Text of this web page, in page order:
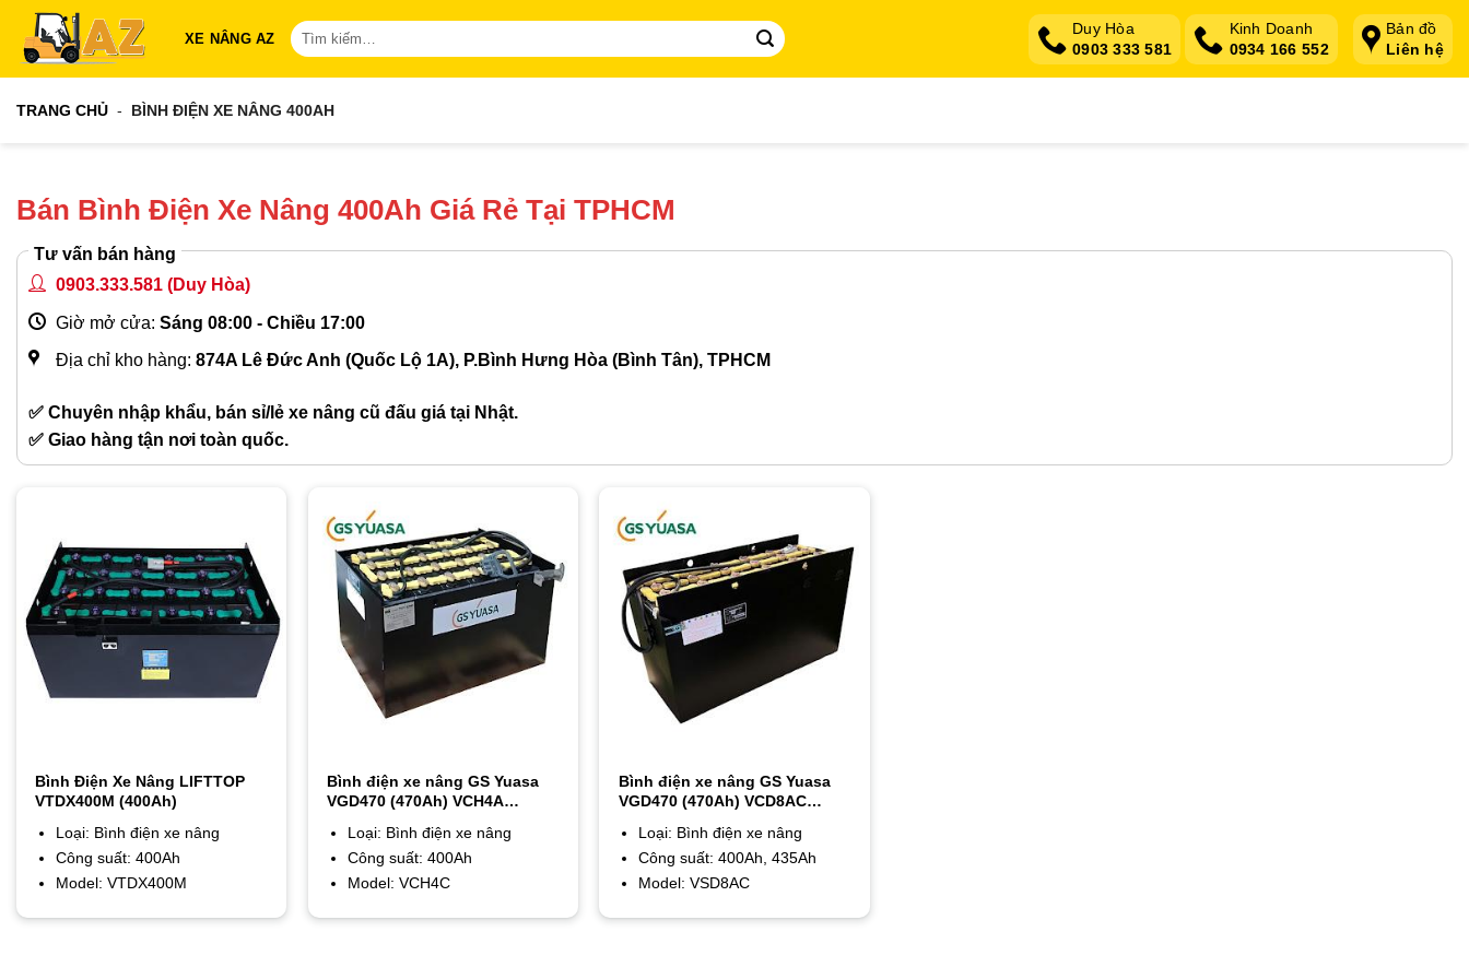
qua
nội
XE NÂNG AZ
Tìm
kiếm:
Duy Hòa
0903 333 581
Kinh Doanh
0934 166 552
Bản đồ
Liên hệ
TRANG CHỦ - BÌNH ĐIỆN XE NÂNG 400AH
Bán Bình Điện Xe Nâng 400Ah Giá Rẻ Tại TPHCM
Tư vấn bán hàng
0903.333.581 (Duy Hòa)
Giờ mở cửa: Sáng 08:00 - Chiều 17:00
Địa chỉ kho hàng: 874A Lê Đức Anh (Quốc Lộ 1A), P.Bình Hưng Hòa (Bình Tân), TPHCM
✅ Chuyên nhập khẩu, bán sỉ/lẻ xe nâng cũ đấu giá tại Nhật.
✅ Giao hàng tận nơi toàn quốc.
Bình Điện Xe Nâng LIFTTOP
VTDX400M (400Ah)
Loại: Bình điện xe nâng
Công suất: 400Ah
Model: VTDX400M
Bình điện xe nâng GS Yuasa
VGD470 (470Ah) VCH4A
Loại: Bình điện xe nâng
Công suất: 400Ah
Model: VCH4C
Bình điện xe nâng GS Yuasa
VGD470 (470Ah) VCD8AC
Loại: Bình điện xe nâng
Công suất: 400Ah, 435Ah
Model: VSD8AC